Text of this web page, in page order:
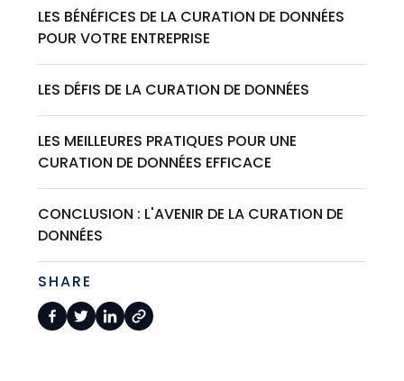
LES BÉNÉFICES DE LA CURATION DE DONNÉES
POUR VOTRE ENTREPRISE
LES DÉFIS DE LA CURATION DE DONNÉES
LES MEILLEURES PRATIQUES POUR UNE
CURATION DE DONNÉES EFFICACE
CONCLUSION : L'AVENIR DE LA CURATION DE
DONNÉES
SHARE